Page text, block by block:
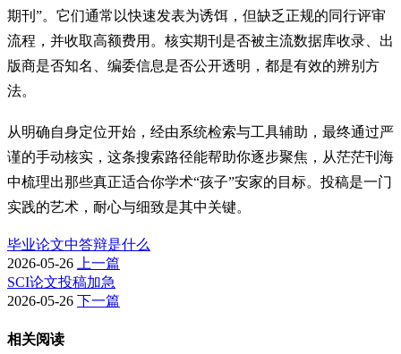
期刊”。它们通常以快速发表为诱饵，但缺乏正规的同行评审
流程，并收取高额费用。核实期刊是否被主流数据库收录、出
版商是否知名、编委信息是否公开透明，都是有效的辨别方
法。
从明确自身定位开始，经由系统检索与工具辅助，最终通过严
谨的手动核实，这条搜索路径能帮助你逐步聚焦，从茫茫刊海
中梳理出那些真正适合你学术“孩子”安家的目标。投稿是一门
实践的艺术，耐心与细致是其中关键。
毕业论文中答辩是什么
2026-05-26 上一篇
SCI论文投稿加急
2026-05-26 下一篇
相关阅读